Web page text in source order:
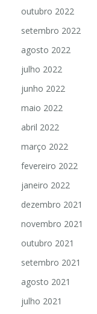
outubro 2022
setembro 2022
agosto 2022
julho 2022
junho 2022
maio 2022
abril 2022
março 2022
fevereiro 2022
janeiro 2022
dezembro 2021
novembro 2021
outubro 2021
setembro 2021
agosto 2021
julho 2021